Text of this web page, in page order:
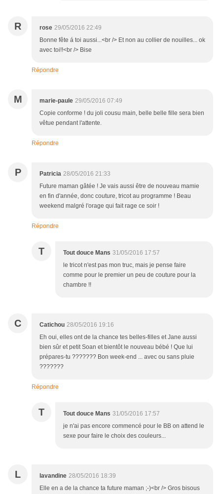
R rose 29/05/2016 22:49
Bonne fête á toi aussi...<br /> Et non au collier de nouilles... ok
avec toi!!<br /> Bise
Répondre
M marie-paule 29/05/2016 07:49
Copie conforme ! du joli cousu main, belle belle fille sera bien
vêtue pendant l'attente.
Répondre
P Patricia 28/05/2016 21:33
Future maman gâtée ! Je vais aussi être de nouveau mamie
en fin d'année, donc couture, tricot au programme ! Beau
weekend malgré l'orage qui fait rage ce soir !
Répondre
T Tout douce Mans 31/05/2016 17:57
le tricot n'est pas mon truc, mais je pense faire
comme pour le premier un peu de couture pour la
chambre !!
C Catichou 28/05/2016 19:16
Eh oui, elles ont de la chance tes belles-filles et Jane aussi
bien sûr et petit Soan et bientôt le nouveau bébé ! Que lui
prépares-tu ??????? Bon week-end ... avec ou sans pluie
???????
Répondre
T Tout douce Mans 31/05/2016 17:57
je n'ai pas encore commencé pour le BB on attend le
sexe pour faire le choix des couleurs...
L lavandine 28/05/2016 18:39
Elle en a de la chance ta future maman ;-)<br /> Gros bisous